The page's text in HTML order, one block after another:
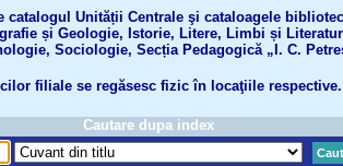
catalogul Unității Centrale şi cataloagele
și Geologie, Istorie, Litere, Limbi și
Sociologie, Secția Pedagogică „I. C.
filiale se regăsesc fizic în locaţiile respective.
Cautare dupa index